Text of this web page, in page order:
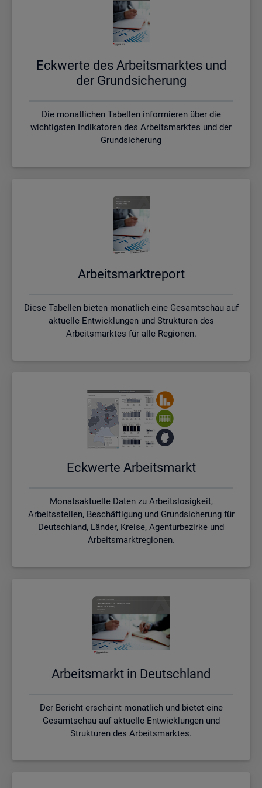
Eck­wer­te des Ar­beits­mark­tes und
der Grund­si­che­rung
Die monatlichen Tabellen informieren über die
wichtigsten Indikatoren des Arbeitsmarktes und der
Grundsicherung
Ar­beits­markt­re­port
Diese Tabellen bieten monatlich eine Gesamtschau auf
aktuelle Entwicklungen und Strukturen des
Arbeitsmarktes für alle Regionen.
Eck­wer­te Ar­beits­markt
Monatsaktuelle Daten zu Arbeitslosigkeit,
Arbeitsstellen, Beschäftigung und Grundsicherung für
Deutschland, Länder, Kreise, Agenturbezirke und
Arbeitsmarktregionen.
Ar­beits­markt in Deutsch­land
Der Bericht erscheint monatlich und bietet eine
Gesamtschau auf aktuelle Entwicklungen und
Strukturen des Arbeitsmarktes.